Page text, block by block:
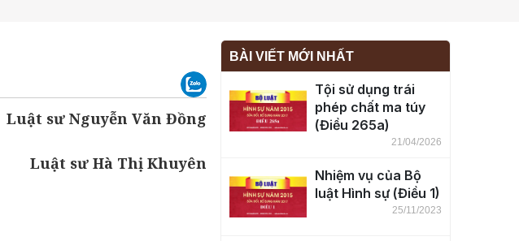
Luật sư Nguyễn Văn Đồng
Luật sư Hà Thị Khuyên
BÀI VIẾT MỚI NHẤT
Tội sử dụng trái
phép chất ma túy
(Điều 265a)
21/04/2026
Nhiệm vụ của Bộ
luật Hình sự (Điều 1)
25/11/2023